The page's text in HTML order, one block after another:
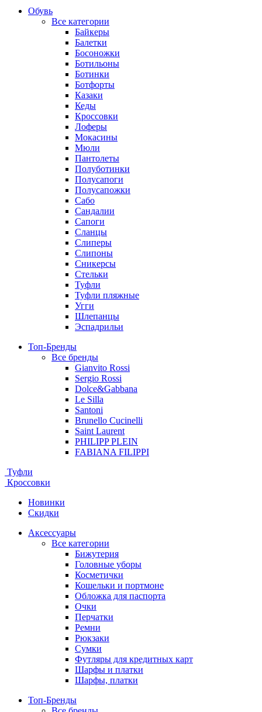
Обувь
Все категории
Байкеры
Балетки
Босоножки
Ботильоны
Ботинки
Ботфорты
Казаки
Кеды
Кроссовки
Лоферы
Мокасины
Мюли
Пантолеты
Полуботинки
Полусапоги
Полусапожки
Сабо
Сандалии
Сапоги
Сланцы
Слиперы
Слипоны
Сникерсы
Стельки
Туфли
Туфли пляжные
Угги
Шлепанцы
Эспадрильи
Топ-Бренды
Все бренды
Gianvito Rossi
Sergio Rossi
Dolce&Gabbana
Le Silla
Santoni
Brunello Cucinelli
Saint Laurent
PHILIPP PLEIN
FABIANA FILIPPI
Туфли
Кроссовки
Новинки
Скидки
Аксессуары
Все категории
Бижутерия
Головные уборы
Косметички
Кошельки и портмоне
Обложка для паспорта
Очки
Перчатки
Ремни
Рюкзаки
Сумки
Футляры для кредитных карт
Шарфы и платки
Шарфы, платки
Топ-Бренды